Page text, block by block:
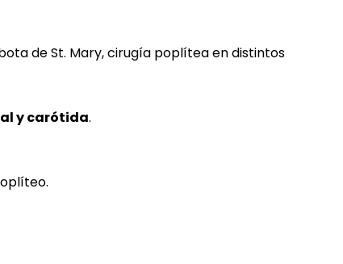
de St. Mary, cirugía poplítea en distintos
y carótida.